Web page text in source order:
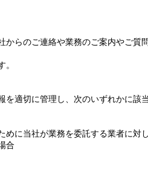
からのご連絡や業務のご案内やご質
適切に管理し、次のいずれかに該
めに当社が業務を委託する業者に対
合